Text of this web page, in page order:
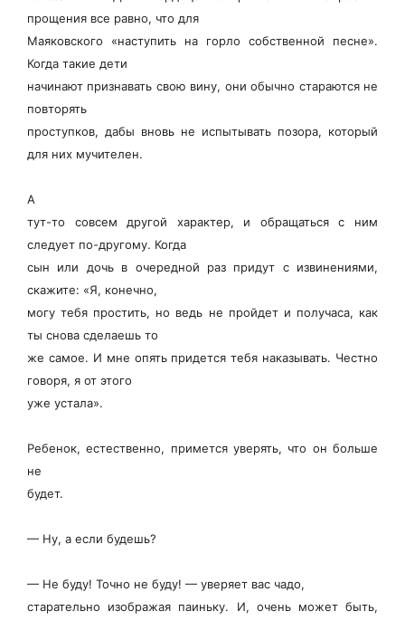
прощения все равно, что для
Маяковского «наступить на горло собственной песне».
Когда такие дети
начинают признавать свою вину, они обычно стараются не
повторять
проступков, дабы вновь не испытывать позора, который
для них мучителен.
А
тут-то совсем другой характер, и обращаться с ним
следует по-другому. Когда
сын или дочь в очередной раз придут с извинениями,
скажите: «Я, конечно,
могу тебя простить, но ведь не пройдет и получаса, как
ты снова сделаешь то
же самое. И мне опять придется тебя наказывать. Честно
говоря, я от этого
уже устала».
Ребенок, естественно, примется уверять, что он больше
не
будет.
— Ну, а если будешь?
— Не буду! Точно не буду! — уверяет вас чадо,
старательно изображая паиньку. И, очень может быть,